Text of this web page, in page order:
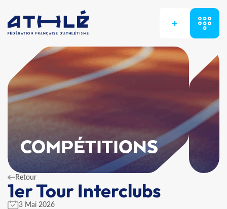
+
COMPÉTITIONS
Retour
1er Tour Interclubs
3 Mai 2026